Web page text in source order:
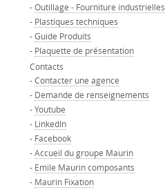
-Outillage - Fourniture industrielles
- Plastiques techniques
-Guide Produits
- Plaquette de présentation
Contacts
-Contacter une agence
- Demande de renseignements
-Youtube
- LinkedIn
- Facebook
-Accueil du groupe Maurin
- Emile Maurin composants
- Maurin Fixation